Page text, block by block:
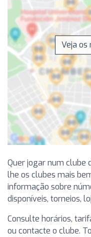
Veja os
Quer jogar num clube
lhe os clubes mais
informação sobre
disponíveis, torneios,
Consulte horários,
ou contacte o clube.